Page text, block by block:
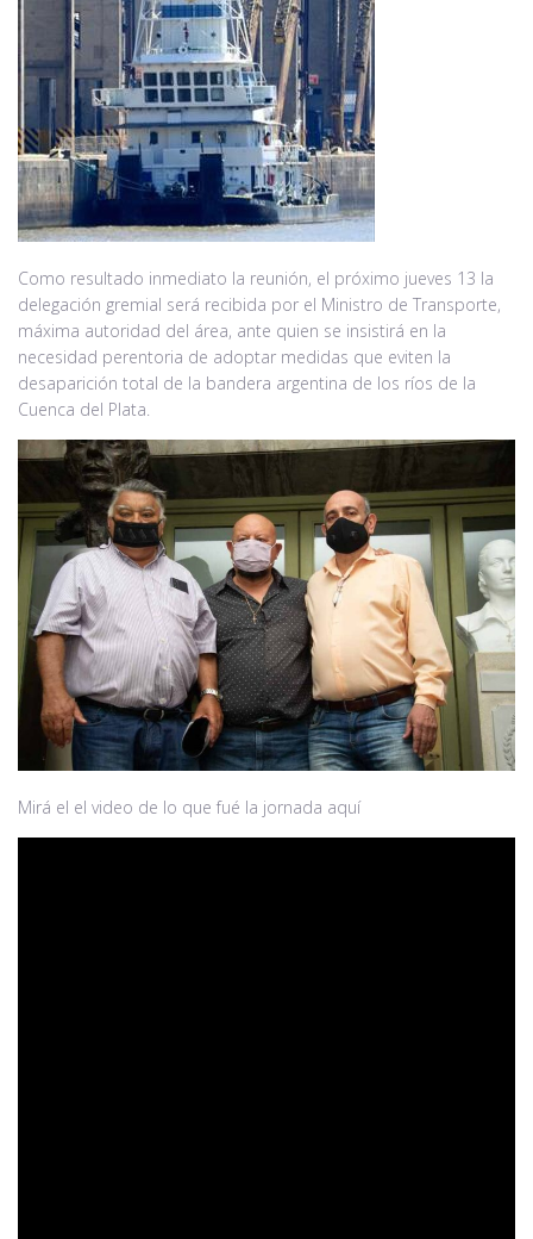
Como resultado inmediato la reunión, el próximo jueves 13 la
delegación gremial será recibida por el Ministro de Transporte,
máxima autoridad del área, ante quien se insistirá en la
necesidad perentoria de adoptar medidas que eviten la
desaparición total de la bandera argentina de los ríos de la
Cuenca del Plata.
Mirá el el video de lo que fué la jornada aquí